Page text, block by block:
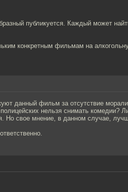
публикуется. Каждый может
конкретным фильмам на
данный фильм за отсутствие
нельзя снимать комедии?
Но свое мнение, в данном случае,